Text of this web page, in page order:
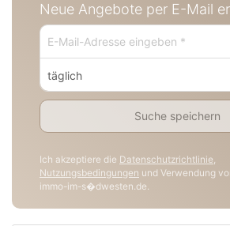
Neue Angebote per E-Mail
täglich
Suche speichern
Ich akzeptiere die Datenschutzrichtlinie,
Nutzungsbedingungen und Verwendung
immo-im-s�dwesten.de.